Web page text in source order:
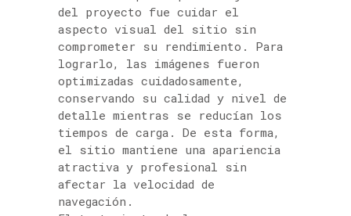
del proyecto fue cuidar el
aspecto visual del sitio sin
comprometer su rendimiento. Para
lograrlo, las imágenes fueron
optimizadas cuidadosamente,
conservando su calidad y nivel de
detalle mientras se reducían los
tiempos de carga. De esta forma,
el sitio mantiene una apariencia
atractiva y profesional sin
afectar la velocidad de
navegación.